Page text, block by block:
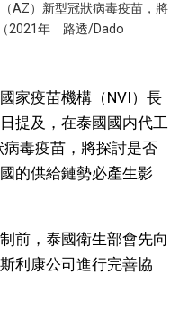
AZ）新型冠狀病毒疫苗，將
2021年 路透/Dado
家疫苗機構（NVI）長
提及，在泰國國内代工
毒疫苗，將探討是否
的供給鏈勢必產生影
前，泰國衛生部會先向
利康公司進行完善協